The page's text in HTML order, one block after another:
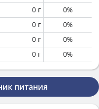
0 г 0%
0 г 0%
0 г 0%
0 г 0%
питания